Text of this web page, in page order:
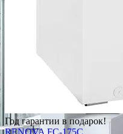
Год гарантии в подарок!
RENOVA FC-175C